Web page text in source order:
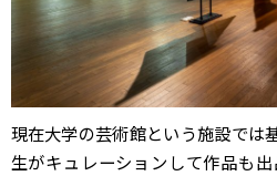
現在大学の芸術館という施設では
生がキュレーションして作品も